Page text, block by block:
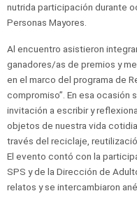
nutrida participación durante
Personas Mayores.
Al encuentro asistieron
ganadores/as de premios y
en el marco del programa de
compromiso”. En esa ocasión
invitación a escribir y
objetos de nuestra vida
través del reciclaje,
El evento contó con la
SPS y de la Dirección de
relatos y se intercambiaron